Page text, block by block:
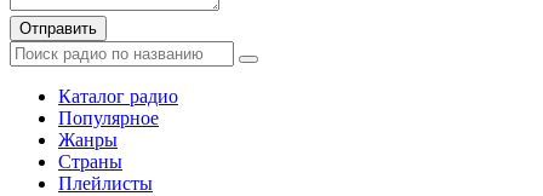
Отправить
Каталог радио
Популярное
Жанры
Страны
Плейлисты